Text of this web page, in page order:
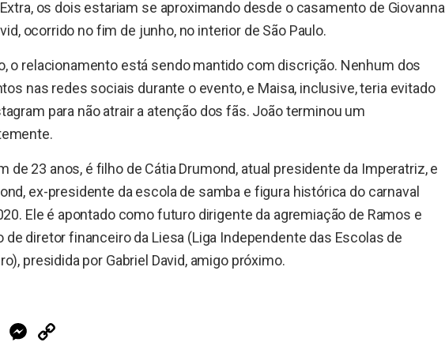
os dois estariam se aproximando desde o casamento de Giovanna
ocorrido no fim de junho, no interior de São Paulo.
o relacionamento está sendo mantido com discrição. Nenhum dos
nas redes sociais durante o evento, e Maisa, inclusive, teria evitado
para não atrair a atenção dos fãs. João terminou um
de 23 anos, é filho de Cátia Drumond, atual presidente da Imperatriz, e
ex-presidente da escola de samba e figura histórica do carnaval
Ele é apontado como futuro dirigente da agremiação de Ramos e
diretor financeiro da Liesa (Liga Independente das Escolas de
presidida por Gabriel David, amigo próximo.
LinkedIn Messenger